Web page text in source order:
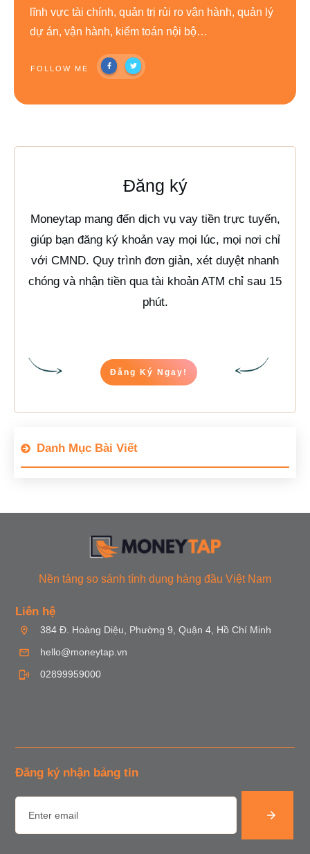
lĩnh vực tài chính, quản trị rủi ro vận hành, quản lý
dự án, vận hành, kiểm toán nội bộ…
FOLLOW ME
Đăng ký
Moneytap mang đến dịch vụ vay tiền trực tuyến,
giúp bạn đăng ký khoản vay mọi lúc, mọi nơi chỉ
với CMND. Quy trình đơn giản, xét duyệt nhanh
chóng và nhận tiền qua tài khoản ATM chỉ sau 15
phút.
Đăng Ký Ngay!
Danh Mục Bài Viết
Nền tảng so sánh tính dụng hàng đầu Việt Nam
Liên hệ
384 Đ. Hoàng Diệu, Phường 9, Quận 4, Hồ Chí Minh
hello@moneytap.vn
02899959000
Đăng ký nhận bảng tin